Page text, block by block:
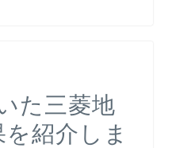
た三菱地
紹介しま